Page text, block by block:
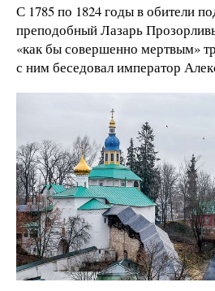
С 1785 по 1824 годы в обители
преподобный Лазарь
«как бы совершенно мертвым»
с ним беседовал император